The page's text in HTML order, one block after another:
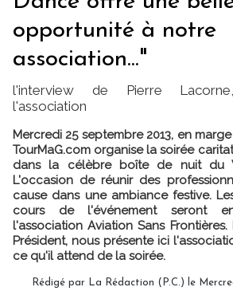
opportunité à notre
association..."
l'interview de Pierre
l'association
Mercredi 25 septembre 2013, en
TourMaG.com organise la soirée
dans la célèbre boîte de nuit du
L'occasion de réunir des
cause dans une ambiance festive.
cours de l'événement seront
l'association Aviation Sans
Président, nous présente ici
ce qu'il attend de la soirée.
Rédigé par La Rédaction (P.C.) le